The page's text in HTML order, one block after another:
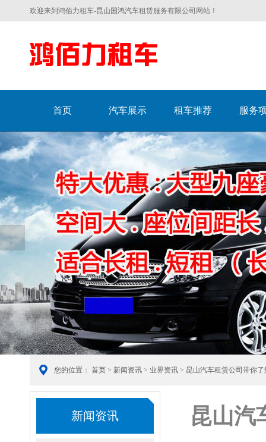
欢迎来到鸿佰力租车-昆山国鸿汽车租赁服务有限公司网站！
首页 汽车展示 租车推荐 服务
您的位置： 首页 > 新闻资讯 > 业界资讯 > 昆山汽车租赁公司带你
新闻资讯 昆山汽